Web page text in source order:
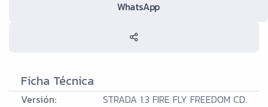
WhatsApp
Ficha Técnica
Versión:
STRADA 1.3 FIRE FLY FREEDOM CD.